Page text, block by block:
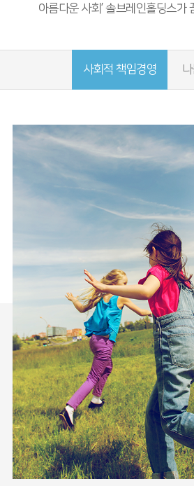
아름다운 사회’솔브레인홀딩스가
사회적 책임경영